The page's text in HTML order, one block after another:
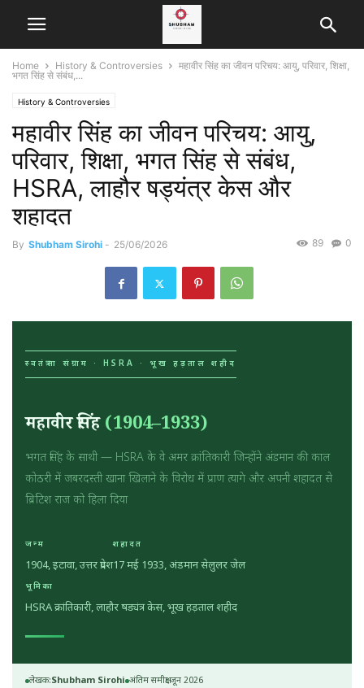
Home History & Controversies
महावीर सिंह का जीवन परिचय: आयु, परिवार, शिक्षा,
भगत सिंह से संबंध,...
History & Controversies
महावीर सिंह का जीवन परिचय: आयु,
परिवार, शिक्षा, भगत सिंह से संबंध,
HSRA, लाहौर षड्यंत्र केस और
शहादत
By Shubham Sirohi - 25/06/2026 0
89
स्वतंत्रता संग्राम · HSRA · भूख हड़ताल शहीद
महावीर सिंह(1904–1933)
भगत सिंह के साथी — HSRA के वे अमर क्रांतिकारी जिन्होंने अंडमान की काल
कोठरी में जबरदस्ती खाना खिलाने के विरोध में प्राण त्यागे और अपनी शहादत से
ब्रिटिश राज को हिला दिया
जन्म
1904, इटावा, उत्तर प्रदेश
शहादत
17 मई 1933, अंडमान सेलुलर जेल
भूमिका
HSRA क्रांतिकारी, लाहौर षड्यंत्र केस, भूख हड़ताल शहीद
लेखक:Shubham Sirohi अंतिम समीक्षा:जून 2026